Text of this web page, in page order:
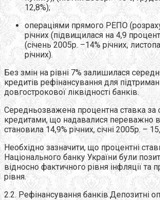
12,8%);
операціями прямого РЕПО
річних (підвищилася на 4,9
(січень 2005р. –14% річних,
річних).
Без змін на рівні 7% залишилася
кредитів рефінансування для
довгострокової ліквідності банків.
Середньозважена процентна ставка за
кредитами, що надавалися переважно в
становила 14,9% річних, січні 2005р. –
Необхідно зазначити, що процентні
Національного банку України були
відносно фактичного рівня інфляції та
рівня.
2.2. Рефінансування банків.Депозитні